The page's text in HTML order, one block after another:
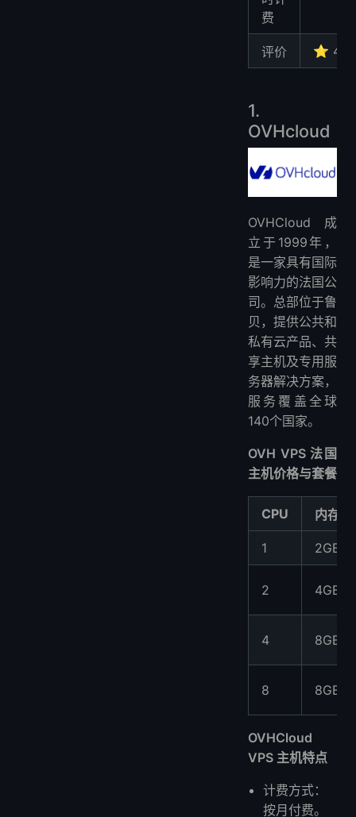
费
评价 ⭐ 4.2
1.
OVHcloud
OVHCloud 成
立于1999年，
是一家具有国际
影响力的法国公
司。总部位于鲁
贝，提供公共和
私有云产品、共
享主机及专用服
务器解决方案，
服务覆盖全球
140个国家。
OVH VPS 法国
主机价格与套餐
CPU 内存
1 2GB
2 4GB
4 8GB
8 8GB
OVHCloud
VPS 主机特点
计费方式：
按月付费。